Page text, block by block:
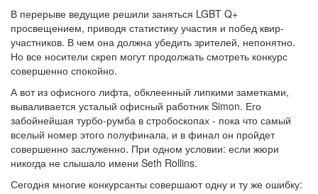
В перерыве ведущие решили заняться LGBT Q+
просвещением, приводя статистику участия и побед квир-
участников. В чем она должна убедить зрителей, непонятно.
Но все носители скреп могут продолжать смотреть конкурс
совершенно спокойно.
А вот из офисного лифта, обклеенный липкими заметками,
вываливается усталый офисный работник Simon. Его
забойнейшая турбо-румба в стробоскопах - пока что самый
вселый номер этого полуфинала, и в финал он пройдет
совершенно заслуженно. При одном условии: если жюри
никогда не слышало имени Seth Rollins.
Сегодня многие конкурсанты совершают одну и ту же ошибку: